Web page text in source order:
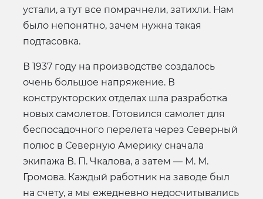
устали, а тут все помрачнели, затихли. Нам
было непонятно, зачем нужна такая
подтасовка.
В 1937 году на производстве создалось
очень большое напряжение. В
конструкторских отделах шла разработка
новых самолетов. Готовился самолет для
беспосадочного перелета через Северный
полюс в Северную Америку сначала
экипажа В. П. Чкалова, а затем — М. М.
Громова. Каждый работник на заводе был
на счету, а мы ежедневно недосчитывались